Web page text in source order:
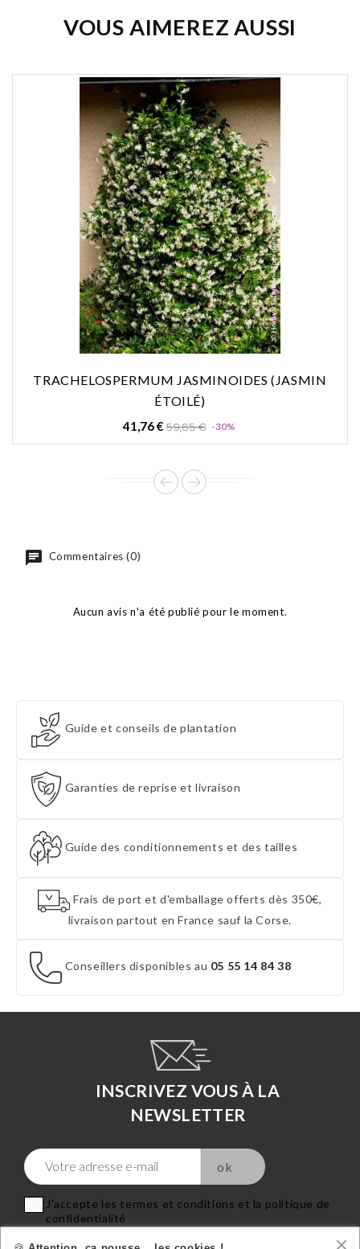
VOUS AIMEREZ AUSSI
TRACHELOSPERMUM JASMINOIDES (JASMIN
ÉTOILÉ)
41,76 €Prix
59,65 € -30%
Commentaires (0)
Aucun avis n'a été publié pour le moment.
Guide et conseils de plantation
Garanties de reprise et livraison
Guide des conditionnements et des tailles
Frais de port et d'emballage offerts dès 350€,
livraison partout en France sauf la Corse.
Conseillers disponibles au 05 55 14 84 38
INSCRIVEZ VOUS À LA
NEWSLETTER
J'accepte les termes et conditions et la politique de
confidentialité